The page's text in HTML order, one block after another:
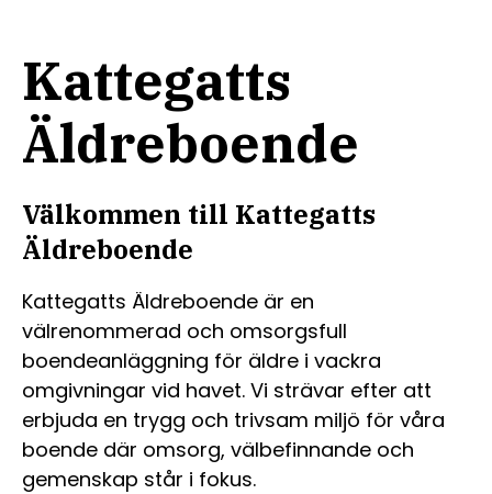
Kattegatts
Äldreboende
Välkommen till Kattegatts
Äldreboende
Kattegatts Äldreboende är en
välrenommerad och omsorgsfull
boendeanläggning för äldre i vackra
omgivningar vid havet. Vi strävar efter att
erbjuda en trygg och trivsam miljö för våra
boende där omsorg, välbefinnande och
gemenskap står i fokus.